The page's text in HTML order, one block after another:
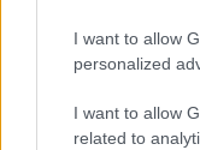
I want to allow
personalized
I want to allow
related to
Τα σχολιά σας
διαγράφονται